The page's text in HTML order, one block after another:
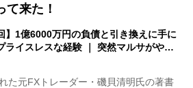
て来た！
】1億6000万円の負債と引き換えに手に
ライスレスな経験 ｜ 突然マルサがや…
た元FXトレーダー・磯貝清明氏の著書